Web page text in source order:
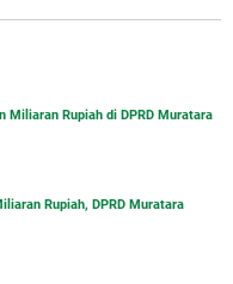
Miliaran Rupiah di DPRD Muratara
Rupiah, DPRD Muratara